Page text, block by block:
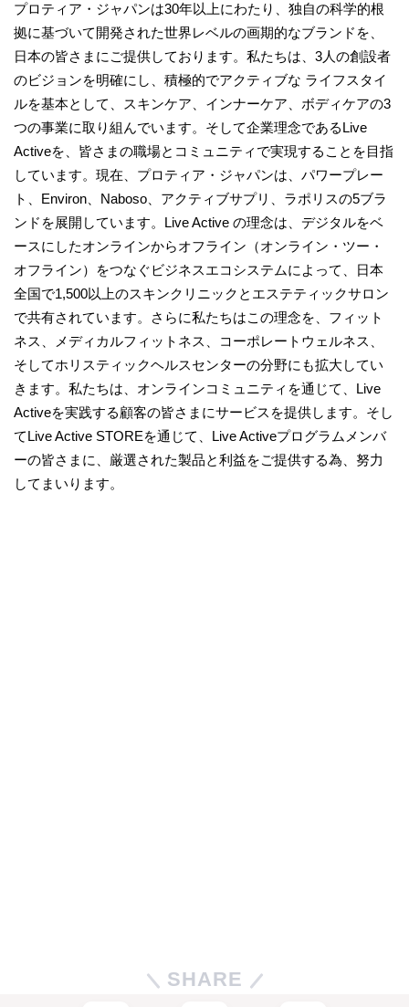
プロティア・ジャパンは30年以上にわたり、独自の科学的根
拠に基づいて開発された世界レベルの画期的なブランドを、
日本の皆さまにご提供しております。私たちは、3人の創設者
のビジョンを明確にし、積極的でアクティブな ライフスタイ
ルを基本として、スキンケア、インナーケア、ボディケアの3
つの事業に取り組んでいます。そして企業理念であるLive
Activeを、皆さまの職場とコミュニティで実現することを目指
しています。現在、プロティア・ジャパンは、パワープレー
ト、Environ、Naboso、アクティブサプリ、ラポリスの5ブラ
ンドを展開しています。Live Active の理念は、デジタルをベ
ースにしたオンラインからオフライン（オンライン・ツー・
オフライン）をつなぐビジネスエコシステムによって、日本
全国で1,500以上のスキンクリニックとエステティックサロン
で共有されています。さらに私たちはこの理念を、フィット
ネス、メディカルフィットネス、コーポレートウェルネス、
そしてホリスティックヘルスセンターの分野にも拡大してい
きます。私たちは、オンラインコミュニティを通じて、Live
Activeを実践する顧客の皆さまにサービスを提供します。そし
てLive Active STOREを通じて、Live Activeプログラムメンバ
ーの皆さまに、厳選された製品と利益をご提供する為、努力
してまいります。
SHARE